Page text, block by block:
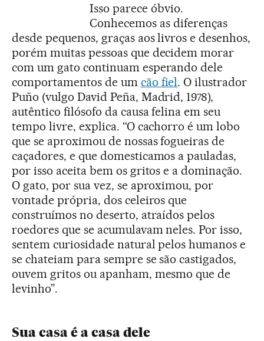
Isso parece óbvio.
Conhecemos as diferenças
desde pequenos, graças aos livros e desenhos,
porém muitas pessoas que decidem morar
com um gato continuam esperando dele
comportamentos de um cão fiel. O ilustrador
Puño (vulgo David Peña, Madrid, 1978),
autêntico filósofo da causa felina em seu
tempo livre, explica. “O cachorro é um lobo
que se aproximou de nossas fogueiras de
caçadores, e que domesticamos a pauladas,
por isso aceita bem os gritos e a dominação.
O gato, por sua vez, se aproximou, por
vontade própria, dos celeiros que
construímos no deserto, atraídos pelos
roedores que se acumulavam neles. Por isso,
sentem curiosidade natural pelos humanos e
se chateiam para sempre se são castigados,
ouvem gritos ou apanham, mesmo que de
levinho”.
Sua casa é a casa dele